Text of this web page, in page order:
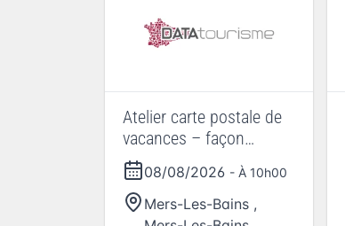
Atelier carte postale de
vacances – façon
Etegami
08/08/2026 - À 10h00
Mers-Les-Bains ,